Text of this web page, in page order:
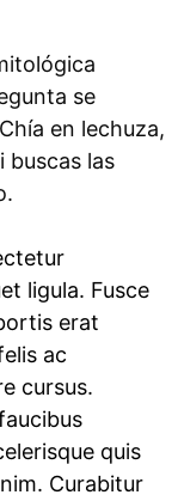
se
en lechuza,
buscas las
ligula. Fusce
erat
ac
cursus.
quis
Curabitur